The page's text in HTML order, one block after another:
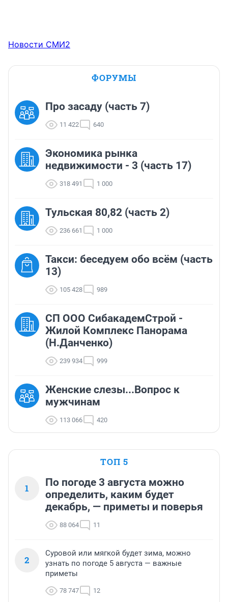
Новости СМИ2
ФОРУМЫ
Про засаду (часть 7)
11 422 640
Экономика рынка
недвижимости - 3 (часть 17)
318 491 1 000
Тульская 80,82 (часть 2)
236 661 1 000
Такси: беседуем обо всём (часть
13)
105 428 989
СП ООО СибакадемСтрой -
Жилой Комплекс Панорама
(Н.Данченко)
239 934 999
Женские слезы...Вопрос к
мужчинам
113 066 420
ТОП 5
1
По погоде 3 августа можно
определить, каким будет
декабрь, — приметы и поверья
88 064 11
2
Суровой или мягкой будет зима, можно
узнать по погоде 5 августа — важные
приметы
78 747 12